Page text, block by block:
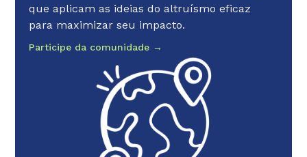
que aplicam as ideias do altruísmo eficaz
para maximizar seu impacto.
Participe da comunidade →